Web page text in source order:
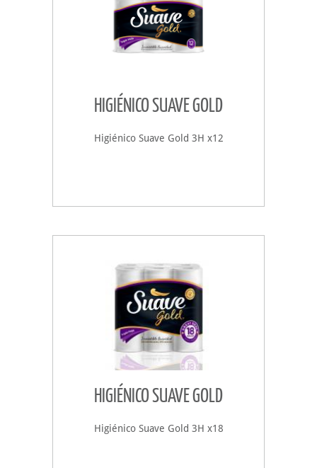
HIGIÉNICO SUAVE GOLD
Higiénico Suave Gold 3H x12
HIGIÉNICO SUAVE GOLD
Higiénico Suave Gold 3H x18